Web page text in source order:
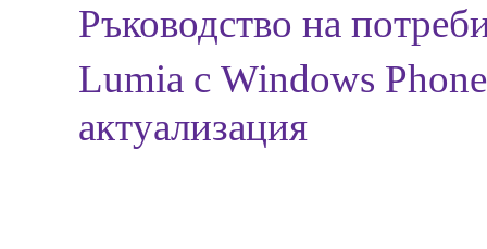
Ръководство на
Lumia с Windows
актуализация